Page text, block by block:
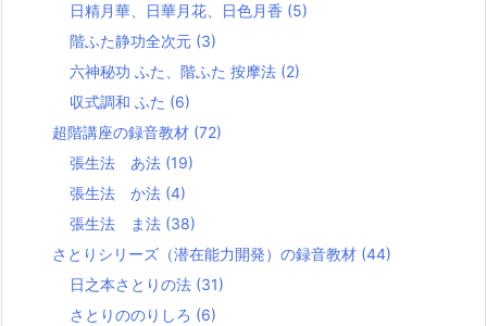
日精月華、日華月花、日色月香 (5)
階ふた静功全次元 (3)
六神秘功 ふた、階ふた 按摩法 (2)
収式調和 ふた (6)
超階講座の録音教材 (72)
張生法 あ法 (19)
張生法 か法 (4)
張生法 ま法 (38)
さとりシリーズ（潜在能力開発）の録音教材 (44)
日之本さとりの法 (31)
さとりののりしろ (6)